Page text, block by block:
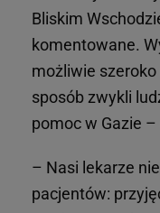
Bliskim
komentowane.
możliwie
sposób zwykli
pomoc w Gazie –
– Nasi lekarze
pacjentów: